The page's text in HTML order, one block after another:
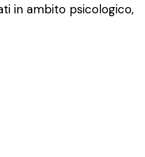
in ambito psicologico,